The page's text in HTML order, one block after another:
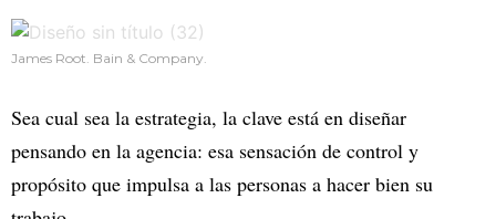
James Root. Bain & Company.
Sea cual sea la estrategia, la clave está en diseñar
pensando en la agencia: esa sensación de control y
propósito que impulsa a las personas a hacer bien su